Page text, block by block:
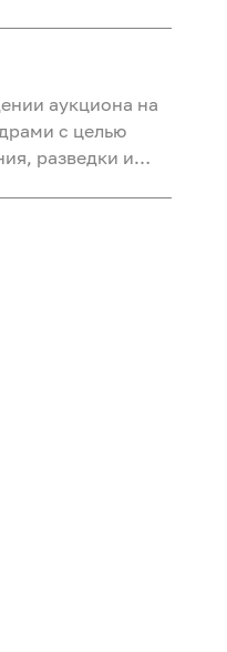
аукциона на
с целью
разведки и